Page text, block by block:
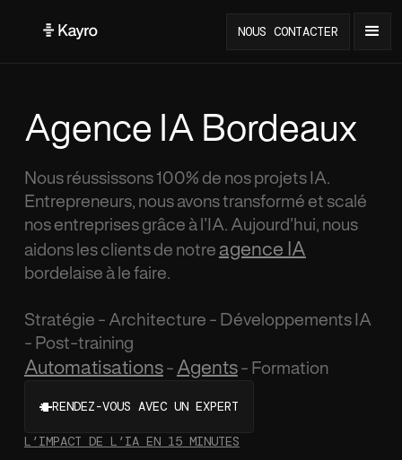
NOUS CONTACTER
Agence IA Bordeaux
Nous réussissons 100% de nos projets IA.
Entrepreneurs, nous avons transformé et scalé
nos entreprises grâce à l’IA. Aujourd’hui, nous
aidons les clients de notre agence IA
bordelaise à le faire.
Stratégie - Architecture - Développements IA
- Post-training
Automatisations- Agents- Formation
RENDEZ-VOUS AVEC UN EXPERT
L’IMPACT DE L’IA EN 15 MINUTES